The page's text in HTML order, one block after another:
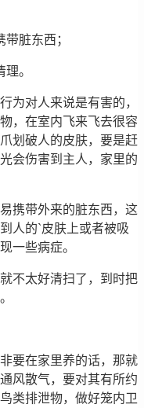
脏东西；
。
对人来说是有害的，
，在室内飞来飞去很容
划破人的皮肤，要是赶
会伤害到主人，家里的
带外来的脏东西，这
人的`皮肤上或者被吸
一些病症。
太好清扫了，到时把
在家里养的话，那就
风散气，要对其有所约
类排泄物，做好笼内卫